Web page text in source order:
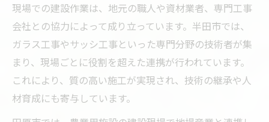
建設業が新たな産業を生む仕組みとその強
み
地域連携による建設と派生産業の相乗効果
田原市や半田市における具体的な連携事例
紹介
現場での建設作業は、地元の職人や資材業者、専門工事
会社との協力によって成り立っています。半田市では、
ガラス工事やサッシ工事といった専門分野の技術者が集
まり、現場ごとに役割を超えた連携が行われています。
これにより、質の高い施工が実現され、技術の継承や人
材育成にも寄与しています。